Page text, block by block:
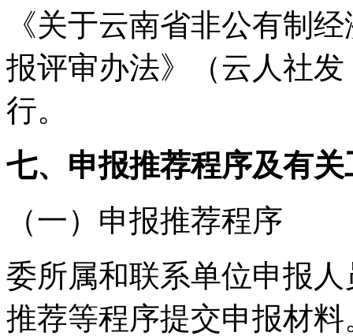
《关于云南省非公有制
报评审办法》（云人社
行。
七、申报推荐程序及有
（一）申报推荐程序
委所属和联系单位申报
推荐等程序提交申报材